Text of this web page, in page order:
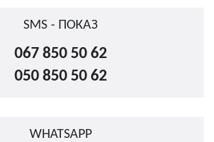
SMS - ПОКАЗ
067 850 50 62
050 850 50 62
WHATSAPP